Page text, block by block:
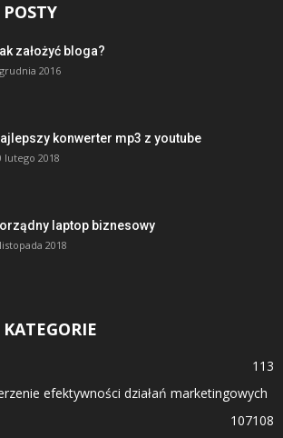
założyć bloga?
2016
konwerter mp3 z youtube
lutego 2018
laptop biznesowy
2018
113
efektywności działań marketingowych
108
107